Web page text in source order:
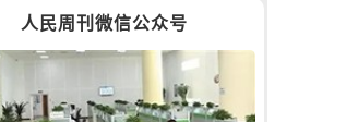
人民周刊微信公众号